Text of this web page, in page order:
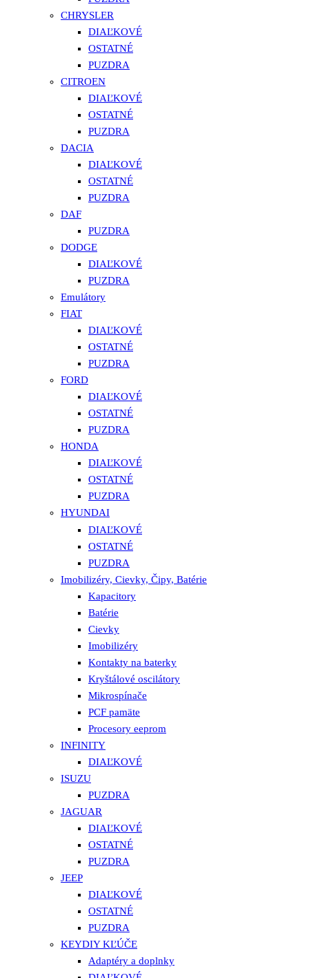
CHRYSLER
DIAĽKOVÉ
OSTATNÉ
PUZDRA
CITROEN
DIAĽKOVÉ
OSTATNÉ
PUZDRA
DACIA
DIAĽKOVÉ
OSTATNÉ
PUZDRA
DAF
PUZDRA
DODGE
DIAĽKOVÉ
PUZDRA
Emulátory
FIAT
DIAĽKOVÉ
OSTATNÉ
PUZDRA
FORD
DIAĽKOVÉ
OSTATNÉ
PUZDRA
HONDA
DIAĽKOVÉ
OSTATNÉ
PUZDRA
HYUNDAI
DIAĽKOVÉ
OSTATNÉ
PUZDRA
Imobilizéry, Cievky, Čipy, Batérie
Kapacitory
Batérie
Cievky
Imobilizéry
Kontakty na baterky
Kryštálové oscilátory
Mikrospínače
PCF pamäte
Procesory eeprom
INFINITY
DIAĽKOVÉ
ISUZU
PUZDRA
JAGUAR
DIAĽKOVÉ
OSTATNÉ
PUZDRA
JEEP
DIAĽKOVÉ
OSTATNÉ
PUZDRA
KEYDIY KĽÚČE
Adaptéry a doplnky